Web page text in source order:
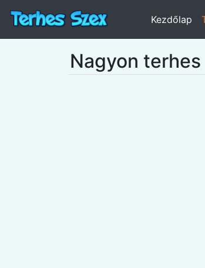
Kezdőlap
Nagyon